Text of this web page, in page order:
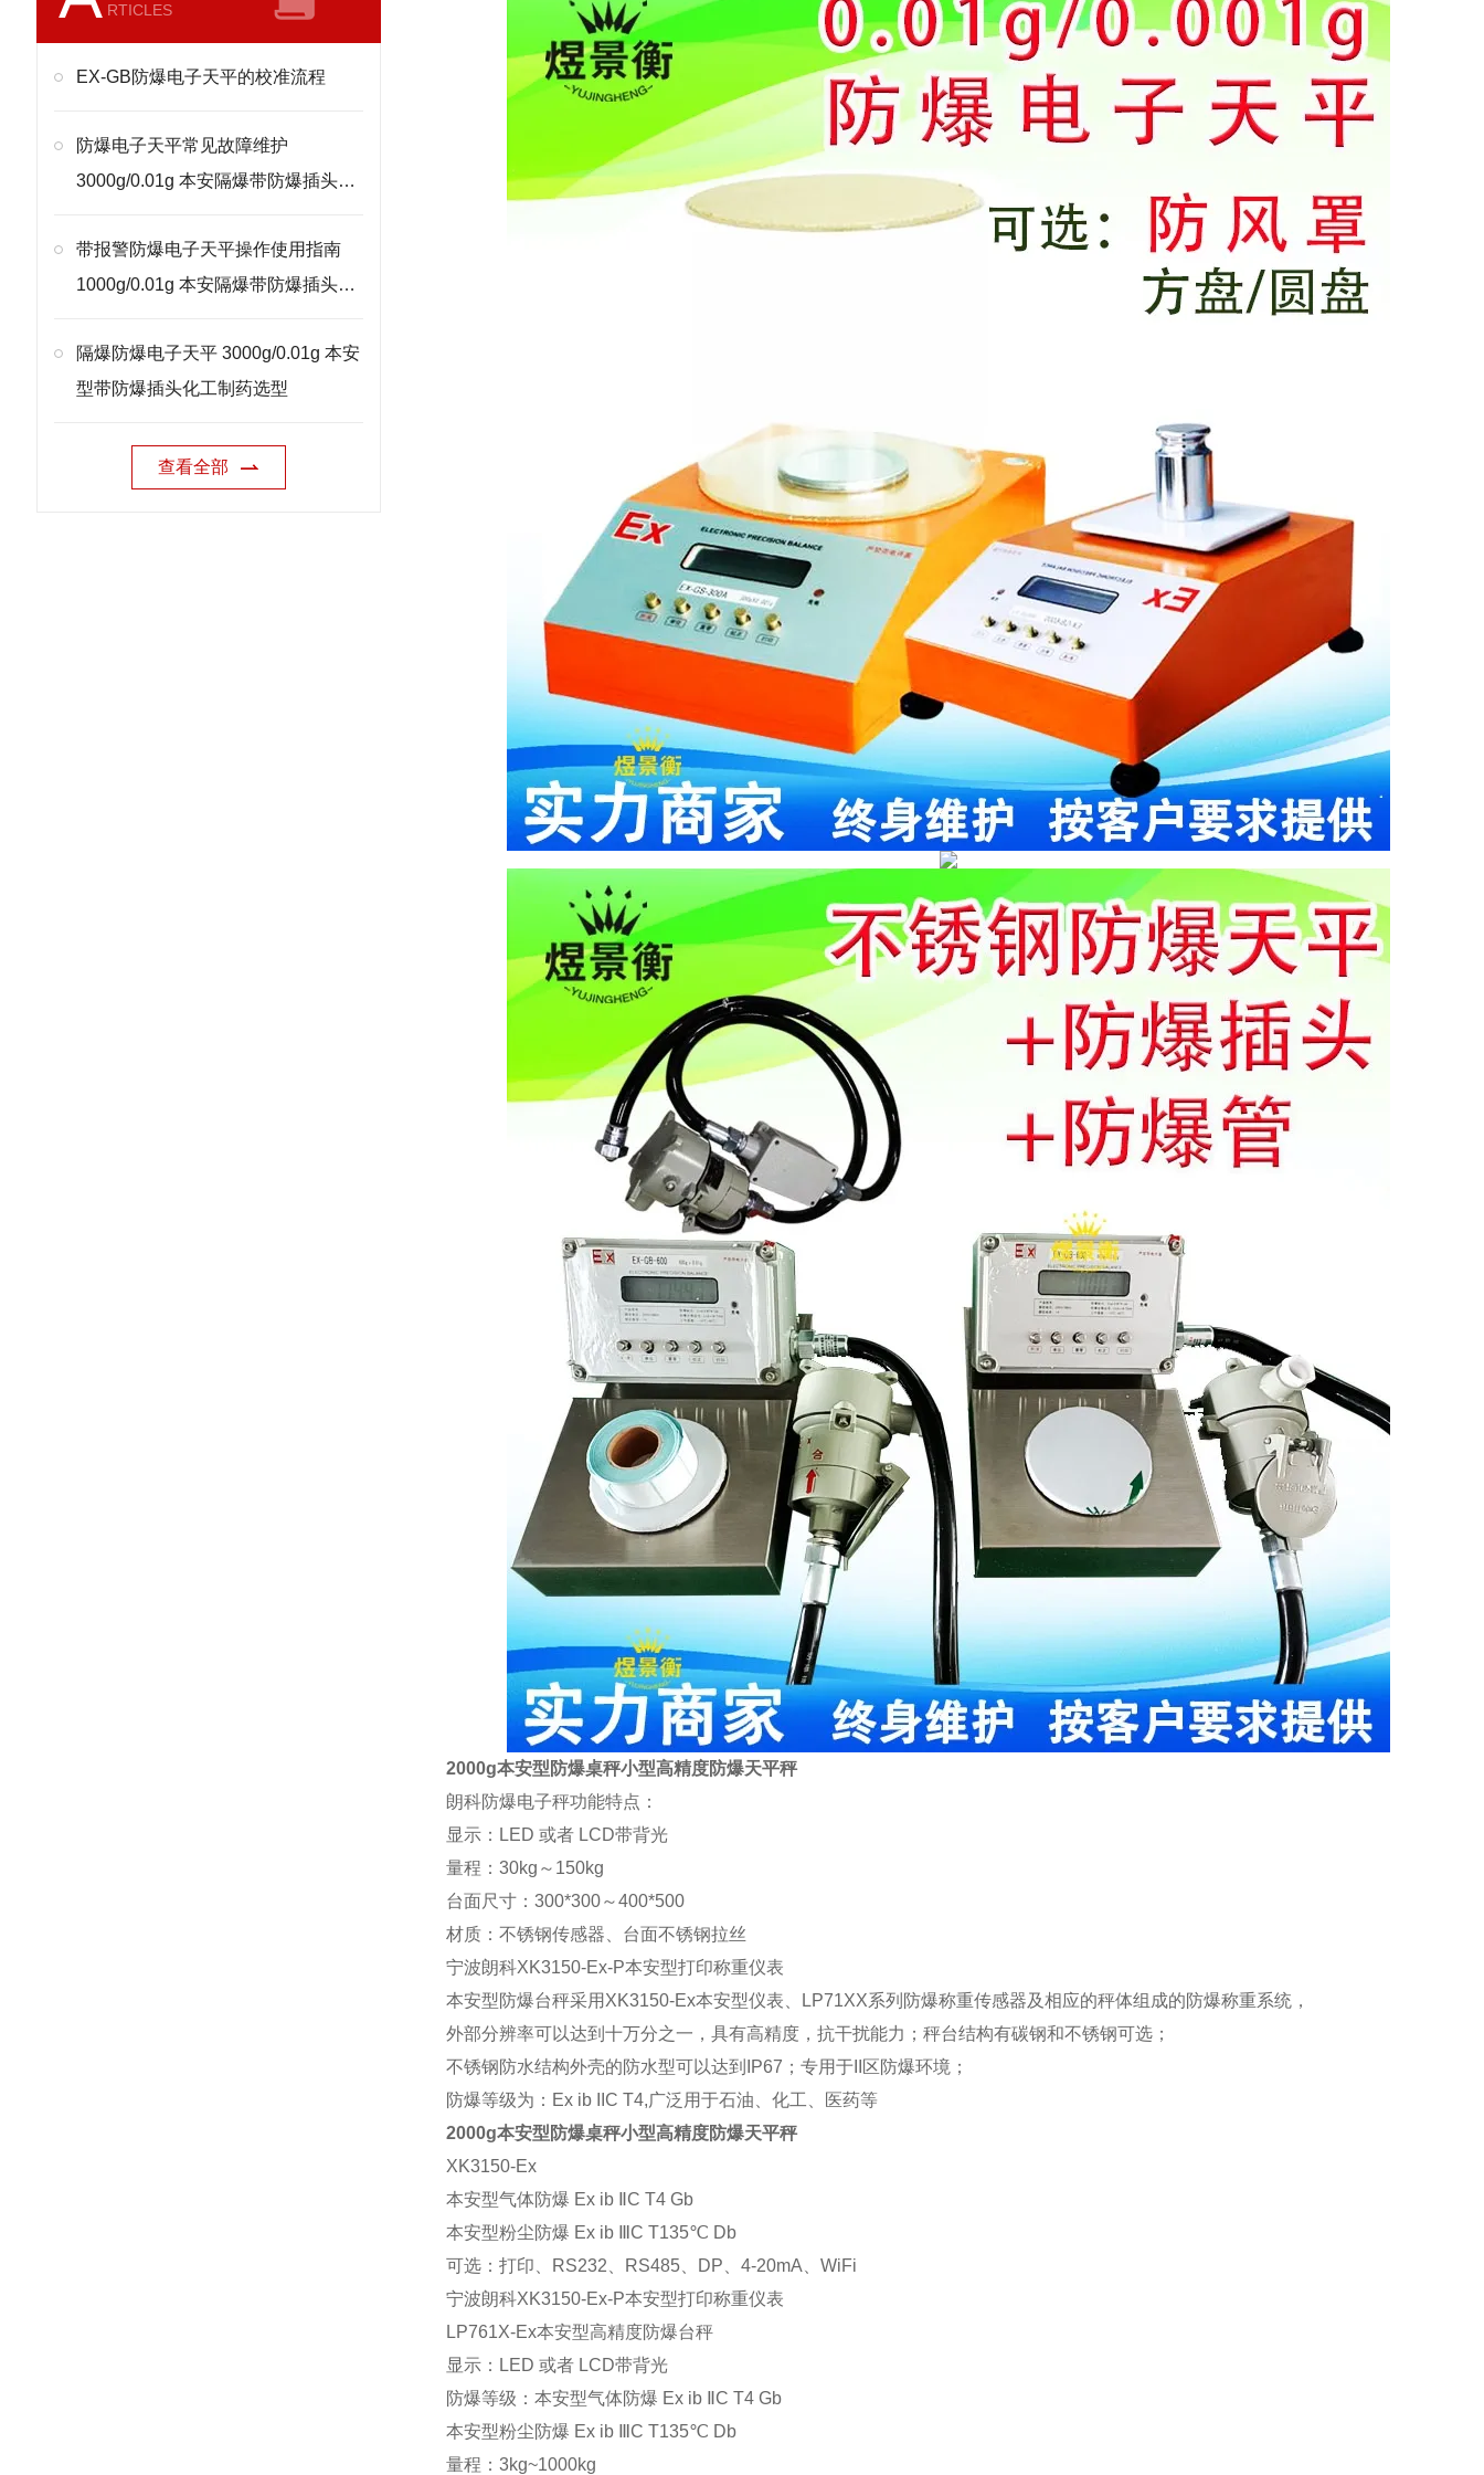
RTICLES
EX-GB防爆电子天平的校准流程
防爆电子天平常见故障维护
3000g/0.01g 本安隔爆带防爆插头处
带报警防爆电子天平操作使用指南
1000g/0.01g 本安隔爆带防爆插头校
隔爆防爆电子天平 3000g/0.01g 本安
型带防爆插头化工制药选型
查看全部
2000g本安型防爆桌秤小型高精度防爆天平秤
朗科防爆电子秤功能特点：
显示：LED 或者 LCD带背光
量程：30kg～150kg
台面尺寸：300*300～400*500
材质：不锈钢传感器、台面不锈钢拉丝
宁波朗科XK3150-Ex-P本安型打印称重仪表
本安型防爆台秤采用XK3150-Ex本安型仪表、LP71XX系列防爆称重传感器及相应的秤体组成的防爆称重系统，
外部分辨率可以达到十万分之一，具有高精度，抗干扰能力；秤台结构有碳钢和不锈钢可选；
不锈钢防水结构外壳的防水型可以达到IP67；专用于II区防爆环境；
防爆等级为：Ex ib IIC T4,广泛用于石油、化工、医药等
2000g本安型防爆桌秤小型高精度防爆天平秤
XK3150-Ex
本安型气体防爆 Ex ib ⅡC T4 Gb
本安型粉尘防爆 Ex ib ⅢC T135℃ Db
可选：打印、RS232、RS485、DP、4-20mA、WiFi
宁波朗科XK3150-Ex-P本安型打印称重仪表
LP761X-Ex本安型高精度防爆台秤
显示：LED 或者 LCD带背光
防爆等级：本安型气体防爆 Ex ib ⅡC T4 Gb
本安型粉尘防爆 Ex ib ⅢC T135℃ Db
量程：3kg~1000kg